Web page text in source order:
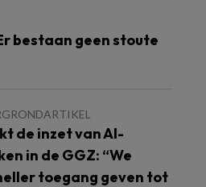
bestaan geen stoute
de inzet van AI-
in de GGZ: “We
toegang geven tot